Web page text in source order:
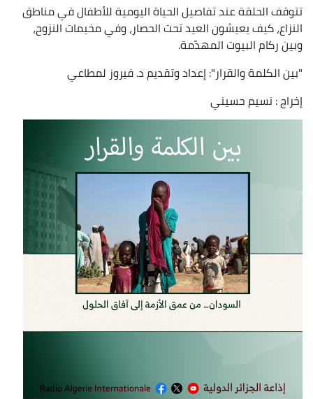
تتوقف الحلقة عند تفاصيل الحياة اليومية للأطفال في مناطق
النزاع، كيف يعيشون العيد تحت الحصار، وفي مخيمات النزوح،
وبين ركام البيوت المهدّمة.
"بين الكلمة والقرار": إعداد وتقديم د. فيروز لمطاعي
إخراج : نسيم حسيني